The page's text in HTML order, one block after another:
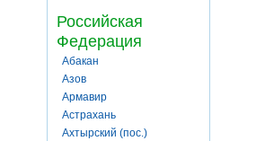
Российская
Федерация
Абакан
Азов
Армавир
Астрахань
Ахтырский (пос.)